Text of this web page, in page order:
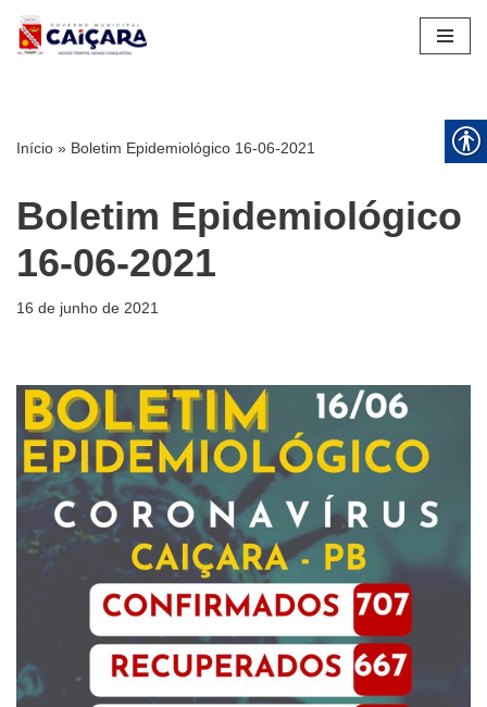
Pular
Início » Boletim Epidemiológico 16-06-2021
Boletim Epidemiológico
16-06-2021
16 de junho de 2021